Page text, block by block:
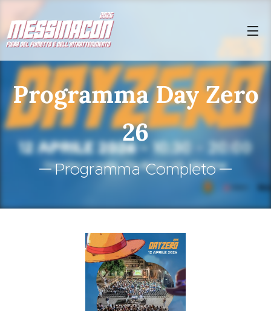
Programma Day Zero
26
Programma Completo